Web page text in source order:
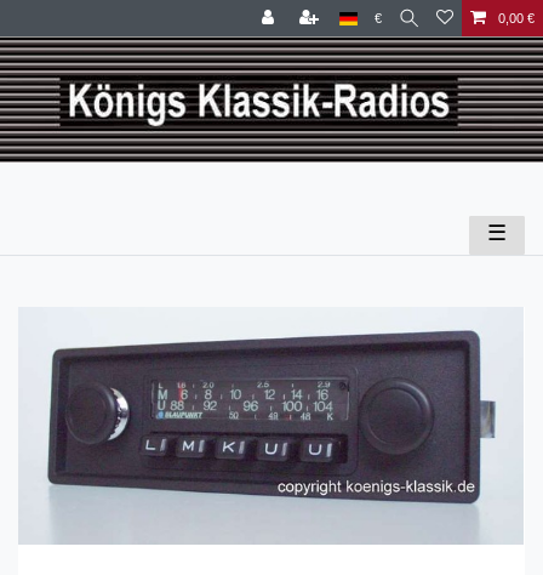
€ 0,00 €
☰